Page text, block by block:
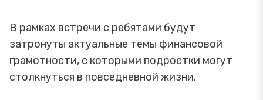
В рамках встречи с ребятами будут
затронуты актуальные темы финансовой
грамотности, с которыми подростки могут
столкнуться в повседневной жизни.